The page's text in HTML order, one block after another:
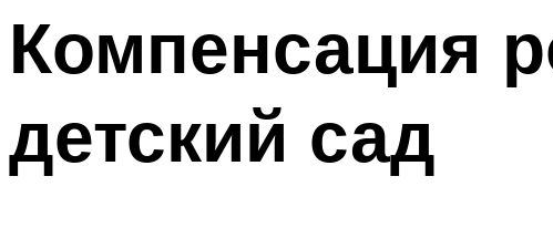
Компенсация
детский сад